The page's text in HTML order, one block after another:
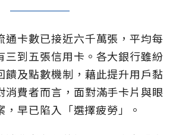
通卡數已接近六千萬張，平均每
三到五張信用卡。各大銀行雖紛
饋及點數機制，藉此提升用戶黏
消費者而言，面對滿手卡片與眼
早已陷入「選擇疲勞」。